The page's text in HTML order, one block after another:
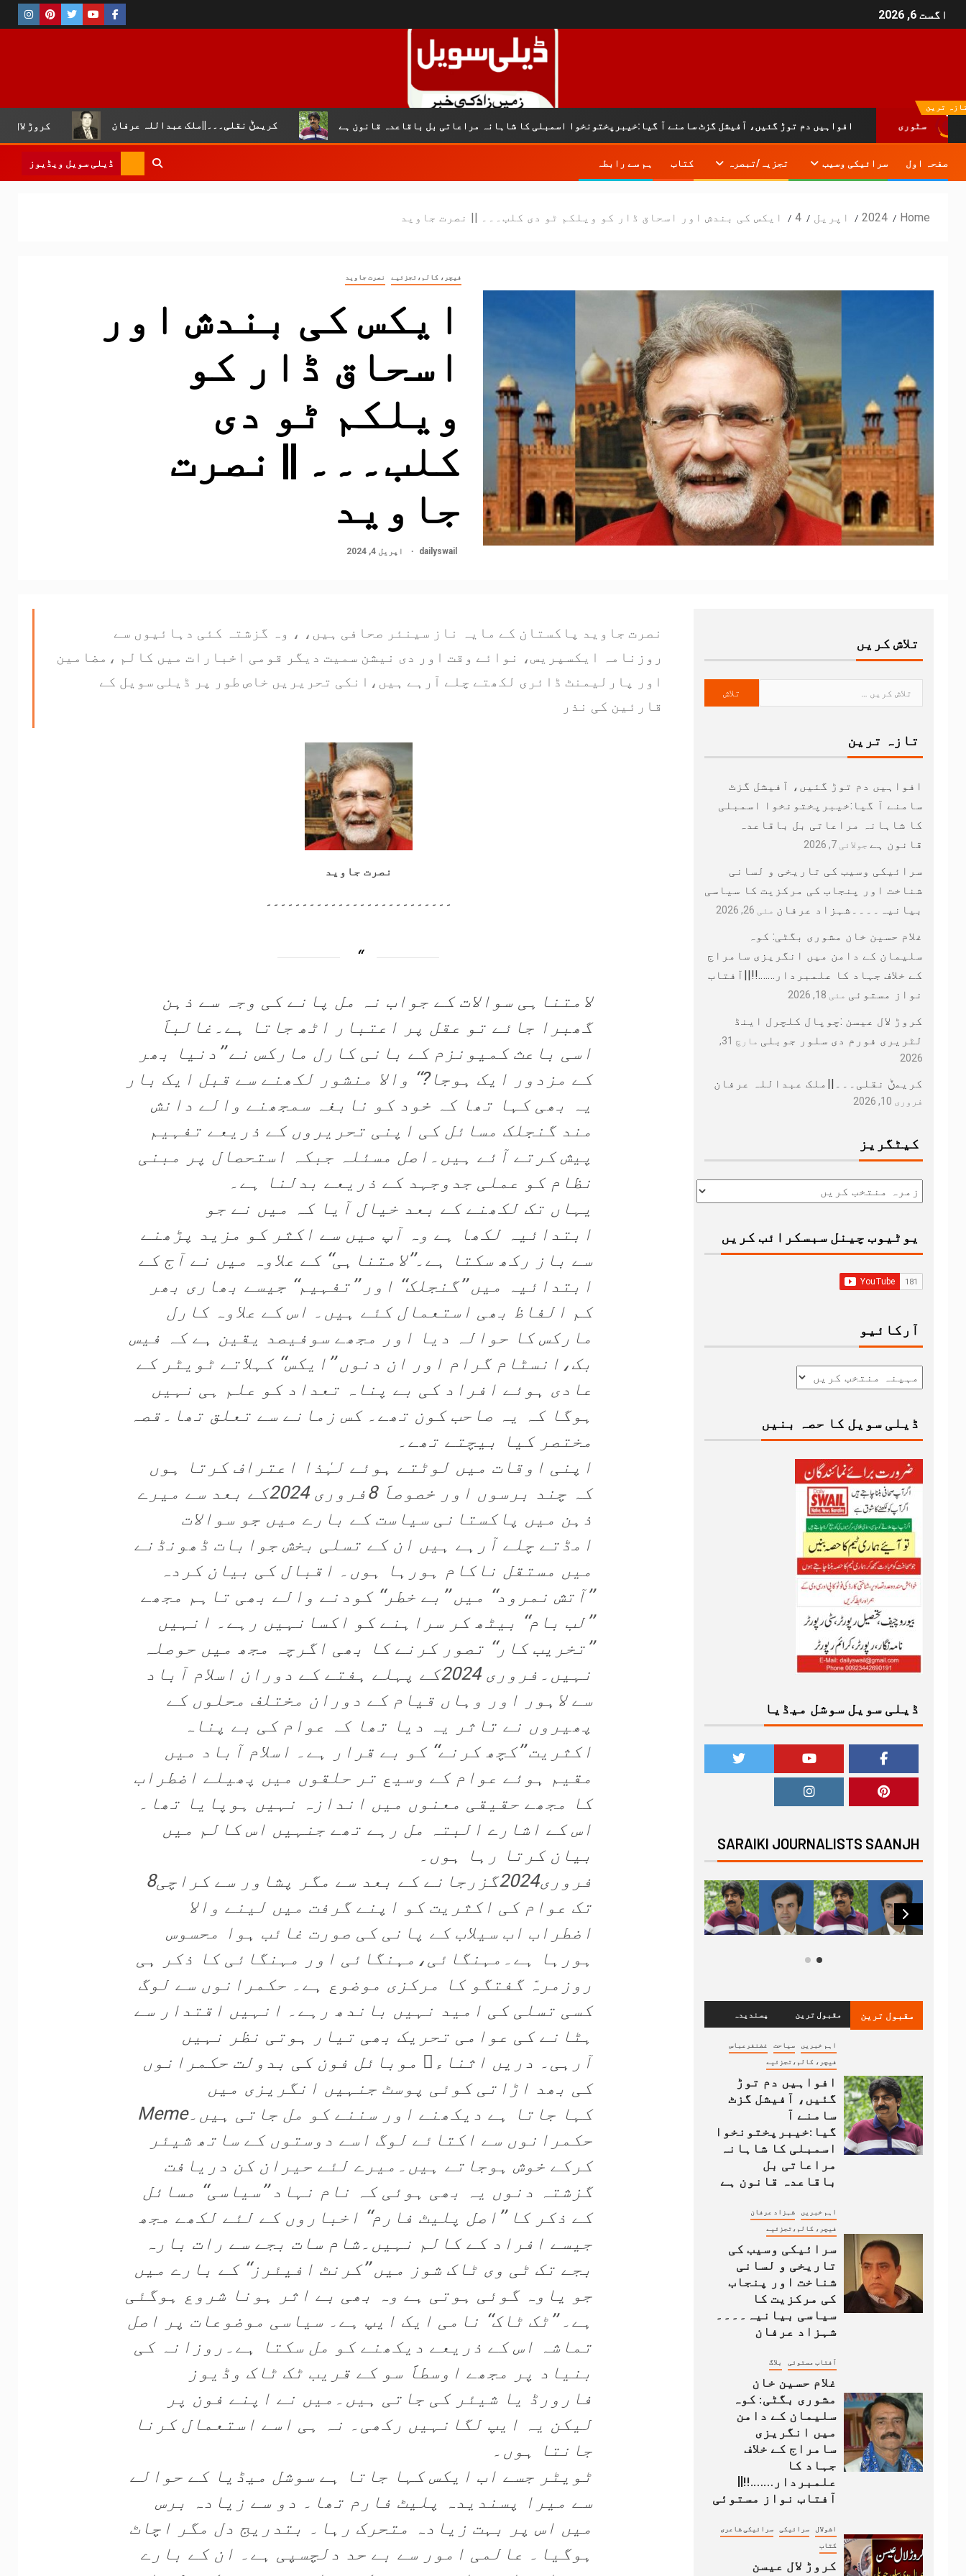
اگست 6, 2026
ترین
سٹوری کروڑ لال عیسن کریمݨ نقلی۔۔۔||ملک عبداللہ عرفان افواہیں دم توڑ گئیں، آفیشل گزٹ سامنے آ گیا:خیبرپختونخوا اسمبلی کا شاہانہ مراعاتی بل باقاعدہ قانون ہے
صفحہ اول سرائیکی وسیب تجزیہ/تبصرہ کتاب ہم سے رابطہ ڈیلی سویل ویڈیوز
Home
2024 اپریل 4 ایکس کی بندش اور اسحاق ڈار کو ویلکم ٹو دی کلب۔۔۔ || نصرت جاوید
فیچر، کالم،تجزئیے نصرت جاوید
ایکس کی بندش اور
اسحاق ڈار کو
ویلکم ٹو دی
کلب۔۔۔ || نصرت
جاوید
dailyswail اپریل 4, 2024
نصرت جاوید پاکستان کے مایہ ناز سینئر صحافی ہیں، ، وہ گزشتہ کئی دہائیوں سے
روزنامہ ایکسپریس، نوائے وقت اور دی نیشن سمیت دیگر قومی اخبارات میں کالم ،مضامین
اور پارلیمنٹ ڈائری لکھتے چلے آرہے ہیں،انکی تحریریں خاص طور پر ڈیلی سویل کے
قارئین کی نذر
نصرت جاوید
۔۔۔۔۔۔۔۔۔۔۔۔۔۔۔۔۔۔۔۔۔۔۔۔۔۔
لامتناہی سوالات کے جواب نہ مل پانے کی وجہ سے ذہن
گھبرا جائے تو عقل پر اعتبار اٹھ جاتا ہے۔غالباََ
اسی باعث کمیونزم کے بانی کارل مارکس نے ’’دنیا بھر
کے مزدور ایک ہوجا?‘‘ والا منشور لکھنے سے قبل ایک بار
یہ بھی کہا تھا کہ خود کو نابغہ سمجھنے والے دانش
مند گنجلک مسائل کی اپنی تحریروں کے ذریعے تفہیم
پیش کرتے آئے ہیں۔اصل مسئلہ جبکہ استحصال پر مبنی
نظام کو عملی جدوجہد کے ذریعے بدلنا ہے۔
یہاں تک لکھنے کے بعد خیال آیا کہ میں نے جو
ابتدائیہ لکھا ہے وہ آپ میں سے اکثر کو مزید پڑھنے
سے باز رکھ سکتا ہے۔’’لامتناہی‘‘ کے علاوہ میں نے آج کے
ابتدائیہ میں ’’گنجلک‘‘ اور ’’تفہیم‘‘ جیسے بھاری بھر
کم الفاظ بھی استعمال کئے ہیں۔ اس کے علاوہ کارل
مارکس کا حوالہ دیا اور مجھے سوفیصد یقین ہے کہ فیس
بک،انسٹام گرام اور ان دنوں ’’ایکس‘‘ کہلاتے ٹویٹر کے
عادی ہوئے افراد کی بے پناہ تعداد کو علم ہی نہیں
ہوگا کہ یہ صاحب کون تھے۔ کس زمانے سے تعلق تھا۔قصہ
مختصر کیا بیچتے تھے۔
اپنی اوقات میں لوٹتے ہوئے لہٰذا اعتراف کرتا ہوں
کہ چند برسوں اور خصوصاََ 8فروری 2024کے بعد سے میرے
ذہن میں پاکستانی سیاست کے بارے میں جو سوالات
امڈتے چلے آرہے ہیں ان کے تسلی بخش جوابات ڈھونڈنے
میں مستقل ناکام ہورہا ہوں۔ اقبال کی بیان کردہ
’’آتش نمرود‘‘ میں ’’بے خطر‘‘ کودنے والے بھی تاہم مجھے
’’لب بام‘‘ بیٹھ کر سراہنے کو اکسانہیں رہے۔ انہیں
’’تخریب کار‘‘ تصور کرنے کا بھی اگرچہ مجھ میں حوصلہ
نہیں۔فروری 2024کے پہلے ہفتے کے دوران اسلام آباد
سے لاہور اور وہاں قیام کے دوران مختلف محلوں کے
پھیروں نے تاثر یہ دیا تھا کہ عوام کی بے پناہ
اکثریت ’’کچھ کرنے‘‘ کو بے قرار ہے۔ اسلام آباد میں
مقیم ہوئے عوام کے وسیع تر حلقوں میں پھیلے اضطراب
کا مجھے حقیقی معنوں میں اندازہ نہیں ہوپایا تھا۔
اس کے اشارے البتہ مل رہے تھے جنہیں اس کالم میں
بیان کرتا رہا ہوں۔
8فروری2024گزرجانے کے بعد سے مگر پشاور سے کراچی
تک عوام کی اکثریت کو اپنے گرفت میں لینے والا
اضطراب اب سیلاب کے پانی کی صورت غائب ہوا محسوس
ہورہا ہے۔مہنگائی،مہنگائی اور مہنگائی کا ذکر ہی
روزمرہّ گفتگو کا مرکزی موضوع ہے۔ حکمرانوں سے لوگ
کسی تسلی کی امید نہیں باندھ رہے۔ انہیں اقتدار سے
ہٹانے کی عوامی تحریک بھی تیار ہوتی نظر نہیں
آرہی۔ دریں اثناء￿ موبائل فون کی بدولت حکمرانوں
کی بھد اڑاتی کوئی پوسٹ جنہیں انگریزی میں
Memeکہا جاتا ہے دیکھنے اور سننے کو مل جاتی ہیں۔
حکمرانوں سے اکتائے لوگ اسے دوستوں کے ساتھ شیئر
کرکے خوش ہوجاتے ہیں۔میرے لئے حیران کن دریافت
گزشتہ دنوں یہ بھی ہوئی کہ نام نہاد ’’سیاسی‘‘ مسائل
کے ذکر کا ’’اصل پلیٹ فارم‘‘ اخباروں کے لئے لکھے مجھ
جیسے افراد کے کالم نہیں۔شام سات بجے سے رات بارہ
بجے تک ٹی وی ٹاک شوز میں ’’کرنٹ افیئرز‘‘ کے بارے میں
جو یاوہ گوئی ہوتی ہے وہ بھی بے اثر ہونا شروع ہوگئی
ہے۔ ’’ٹک ٹاک‘‘ نامی ایک ایپ ہے۔ سیاسی موضوعات پر اصل
تماشہ اس کے ذریعے دیکھنے کو مل سکتا ہے۔روزانہ کی
بنیاد پر مجھے اوسطاََ سو کے قریب ٹک ٹاک وڈیوز
فارورڈ یا شیئر کی جاتی ہیں۔میں نے اپنے فون پر
لیکن یہ ایپ لگانہیں رکھی۔ نہ ہی اسے استعمال کرنا
جانتا ہوں۔
ٹویٹر جسے اب ایکس کہا جاتا ہے سوشل میڈیا کے حوالے
سے میرا پسندیدہ پلیٹ فارم تھا۔ دو سے زیادہ برس
میں اس پر بہت زیادہ متحرک رہا۔ بتدریج دل مگر اچاٹ
ہوگیا۔ عالمی امور سے بے حد دلچسپی ہے۔ ان کے بارے
تلاش کریں
تازہ ترین
افواہیں دم توڑ گئیں، آفیشل گزٹ
سامنے آ گیا:خیبرپختونخوا اسمبلی
کا شاہانہ مراعاتی بل باقاعدہ
قانون ہے جولائی 7, 2026
سرائیکی وسیب کی تاریخی و لسانی
شناخت اور پنجاب کی مرکزیت کا سیاسی
بیانیہ۔۔۔۔شہزاد عرفان مئی 26, 2026
غلام حسین خان مشوری بگٹی: کوہ
سلیمان کے دامن میں انگریزی سامراج
کے خلاف جہاد کا علمبردار…….!!||آفتاب
نواز مستوئی مئی 18, 2026
کروڑ لال عیسن :چوپال کلچرل اینڈ
لٹریری فورم دی سلور جوبلی
مارچ 31,
2026
کریمݨ نقلی۔۔۔||ملک عبداللہ عرفان
فروری 10, 2026
کیٹگریز
یوٹیوب چینل سبسکرائب کریں
آرکائیو
ڈیلی سویل کا حصہ بنیں
ڈیلی سویل سوشل میڈیا
SARAIKI JOURNALISTS SAANJH
مقبول ترین مقبول ترین پسندیدہ
اہم خبریں سیاحت غضنفرعباس
فیچر، کالم،تجزئیے
افواہیں دم توڑ
گئیں، آفیشل گزٹ
سامنے آ
گیا:خیبرپختونخوا
اسمبلی کا شاہانہ
مراعاتی بل
باقاعدہ قانون ہے
اہم خبریں شہزاد عرفان
فیچر، کالم،تجزئیے
سرائیکی وسیب کی
تاریخی و لسانی
شناخت اور پنجاب
کی مرکزیت کا
سیاسی بیانیہ۔۔۔۔
شہزاد عرفان
آفتاب مستوئی بلاگ
غلام حسین خان
مشوری بگٹی: کوہ
سلیمان کے دامن
میں انگریزی
سامراج کے خلاف
جہاد کا
علمبردار…….!!||
آفتاب نواز مستوئی
اشولال سرائیکی سرائیکی شاعری
کتاب
کروڑ لال عیسن